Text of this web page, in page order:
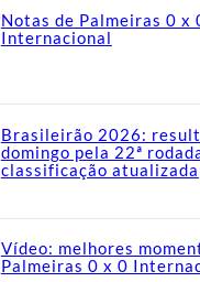
Notas de Palmeiras 0 x
Internacional
Brasileirão 2026:
domingo pela 22ª
classificação atualizada
Vídeo: melhores
Palmeiras 0 x 0